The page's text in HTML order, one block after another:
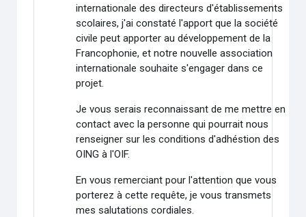
internationale des directeurs d'établissements
scolaires, j'ai constaté l'apport que la société
civile peut apporter au développement de la
Francophonie, et notre nouvelle association
internationale souhaite s'engager dans ce
projet.
Je vous serais reconnaissant de me mettre en
contact avec la personne qui pourrait nous
renseigner sur les conditions d'adhéstion des
OING à l'OIF.
En vous remerciant pour l'attention que vous
porterez à cette requête, je vous transmets
mes salutations cordiales.